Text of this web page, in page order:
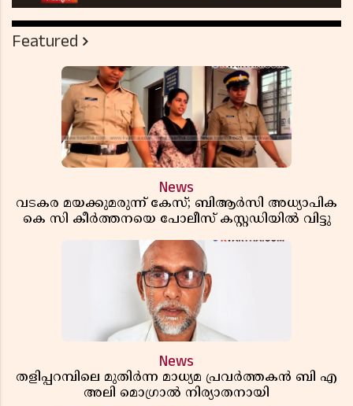
Featured
News
വടകര മയക്കുമരുന്ന് കേസ്; ബിആർസി അധ്യാപിക
കെ സി കീർത്തനയെ പോലീസ് കസ്റ്റഡിയിൽ വിട്ടു
News
തളിപ്പറമ്പിലെ മുതിർന്ന മാധ്യമ പ്രവർത്തകൻ ബി എ
അലി മൊഗ്രാൽ നിര്യാതനായി